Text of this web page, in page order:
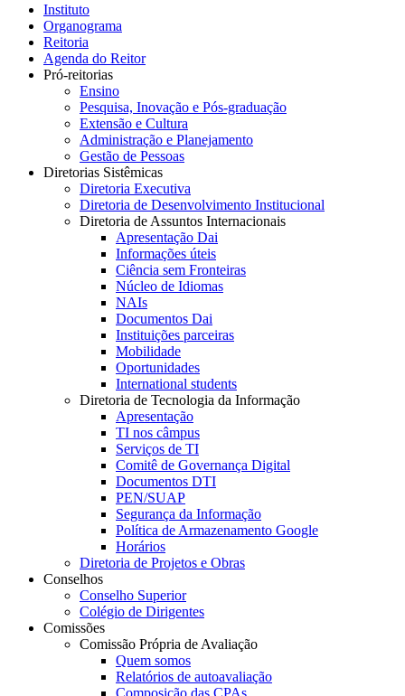
Instituto
Organograma
Reitoria
Agenda do Reitor
Pró-reitorias
Ensino
Pesquisa, Inovação e Pós-graduação
Extensão e Cultura
Administração e Planejamento
Gestão de Pessoas
Diretorias Sistêmicas
Diretoria Executiva
Diretoria de Desenvolvimento Institucional
Diretoria de Assuntos Internacionais
Apresentação Dai
Informações úteis
Ciência sem Fronteiras
Núcleo de Idiomas
NAIs
Documentos Dai
Instituições parceiras
Mobilidade
Oportunidades
International students
Diretoria de Tecnologia da Informação
Apresentação
TI nos câmpus
Serviços de TI
Comitê de Governança Digital
Documentos DTI
PEN/SUAP
Segurança da Informação
Política de Armazenamento Google
Horários
Diretoria de Projetos e Obras
Conselhos
Conselho Superior
Colégio de Dirigentes
Comissões
Comissão Própria de Avaliação
Quem somos
Relatórios de autoavaliação
Composição das CPAs